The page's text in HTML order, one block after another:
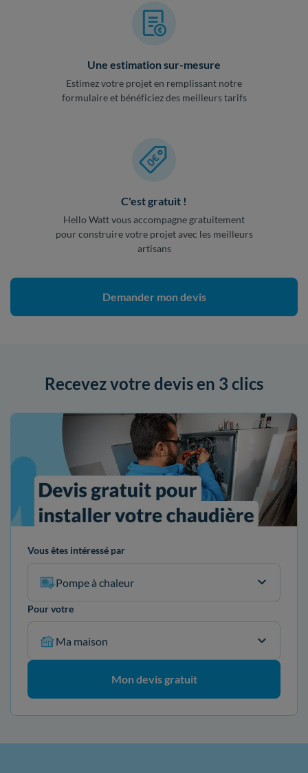
Une estimation sur-mesure
Estimez votre projet en remplissant notre
formulaire et bénéficiez des meilleurs tarifs
C'est gratuit !
Hello Watt vous accompagne gratuitement
pour construire votre projet avec les meilleurs
artisans
Demander mon devis
Recevez votre devis en 3 clics
Vous êtes intéressé par
Pompe à chaleur
Pour votre
Ma maison
Mon devis gratuit